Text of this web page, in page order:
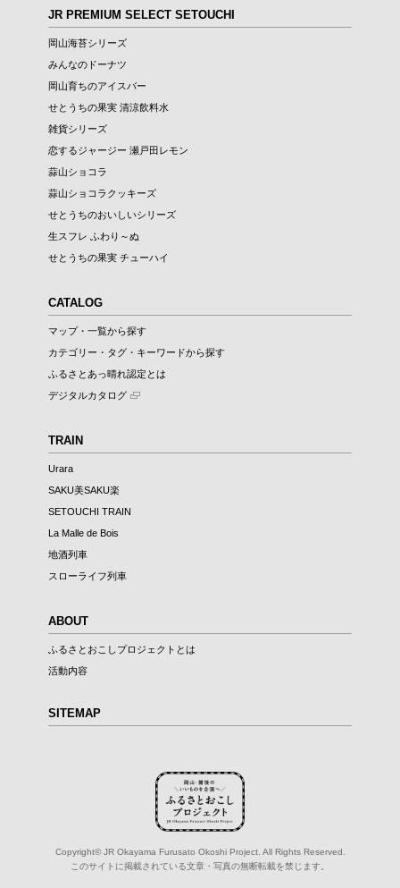
JR PREMIUM SELECT SETOUCHI
岡山海苔シリーズ
みんなのドーナツ
岡山育ちのアイスバー
せとうちの果実 清涼飲料水
雑貨シリーズ
恋するジャージー 瀬戸田レモン
蒜山ショコラ
蒜山ショコラクッキーズ
せとうちのおいしいシリーズ
生スフレ ふわり～ぬ
せとうちの果実 チューハイ
CATALOG
マップ・一覧から探す
カテゴリー・タグ・キーワードから探す
ふるさとあっ晴れ認定とは
デジタルカタログ
TRAIN
Urara
SAKU美SAKU楽
SETOUCHI TRAIN
La Malle de Bois
地酒列車
スローライフ列車
ABOUT
ふるさとおこしプロジェクトとは
活動内容
SITEMAP
Copyright© JR Okayama Furusato Okoshi Project. All Rights Reserved.
このサイトに掲載されている文章・写真の無断転載を禁じます。